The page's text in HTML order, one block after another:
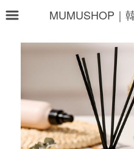
MUMUSHOP｜